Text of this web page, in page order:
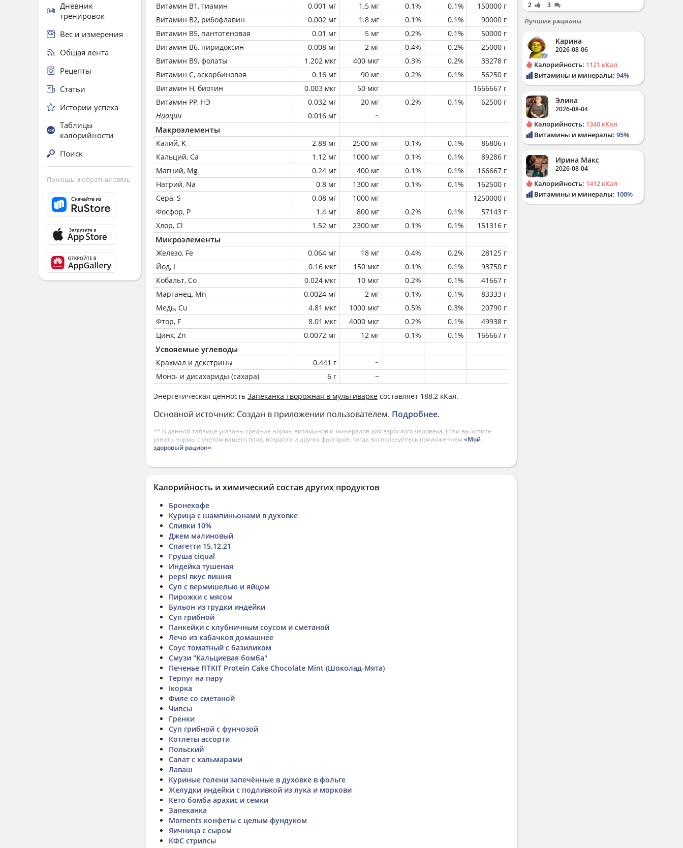
Витамин В1, тиамин 0.001 мг 1.5 мг 0.1% 0.1%
150000 г
Витамин В2, рибофлавин
0.002 мг 1.8 мг 0.1% 0.1%
90000 г
Витамин В5, пантотеновая
0.01 мг 5 мг 0.2% 0.1%
50000 г
Витамин В6, пиридоксин
0.008 мг 2 мг 0.4% 0.2%
25000 г
Витамин В9, фолаты
1.202 мкг 400 мкг 0.3% 0.2%
33278 г
Витамин C, аскорбиновая
0.16 мг 90 мг 0.2% 0.1%
56250 г
Витамин Н, биотин
0.003 мкг 50 мкг
1666667 г
Витамин РР, НЭ
0.032 мг 20 мг 0.2% 0.1%
62500 г
Ниацин
0.016 мг ~
Макроэлементы
Калий, K 2.88 мг 2500 мг 0.1% 0.1%
86806 г
Кальций, Ca
1.12 мг 1000 мг 0.1% 0.1%
89286 г
Магний, Mg
0.24 мг 400 мг 0.1% 0.1%
166667 г
Натрий, Na
0.8 мг 1300 мг 0.1% 0.1%
162500 г
Сера, S
0.08 мг 1000 мг
1250000 г
Фосфор, P
1.4 мг 800 мг 0.2% 0.1%
57143 г
Хлор, Cl
1.52 мг 2300 мг 0.1% 0.1% 151316 г
Микроэлементы
Железо, Fe 0.064 мг 18 мг 0.4% 0.2%
28125 г
Йод, I
0.16 мкг 150 мкг 0.1% 0.1%
93750 г
Кобальт, Co
0.024 мкг 10 мкг 0.2% 0.1%
41667 г
Марганец, Mn
0.0024 мг 2 мг 0.1% 0.1%
83333 г
Медь, Cu
4.81 мкг 1000 мкг 0.5% 0.3%
20790 г
Фтор, F
8.01 мкг 4000 мкг 0.2% 0.1%
49938 г
Цинк, Zn
0.0072 мг 12 мг 0.1% 0.1% 166667 г
Усвояемые углеводы
Крахмал и декстрины 0.441 г
~
Моно- и дисахариды (сахара)
6 г ~
Энергетическая ценность Запеканка творожная в мультиварке составляет 188,2 кКал.
Основной источник: Создан в приложении пользователем. Подробнее.
** В данной таблице указаны средние нормы витаминов и минералов для взрослого человека. Если вы хотите
узнать нормы с учетом вашего пола, возраста и других факторов, тогда воспользуйтесь приложением «Мой
здоровый рацион».
Калорийность и химический состав других продуктов
Бронекофе
Курица с шампиньонами в духовке
Сливки 10%
Джем малиновый
Спагетти 15.12.21
Груша ciqual
Индейка тушеная
pepsi вкус вишня
Суп с вермишелью и яйцом
Пирожки с мясом
Бульон из грудки индейки
Суп грибной
Панкейки с клубничным соусом и сметаной
Лечо из кабачков домашнее
Соус томатный с базиликом
Смузи "Кальциевая бомба"
Печенье FITKIT Protein Cake Chocolate Mint (Шоколад-Мята)
Терпуг на пару
Ікорка
Филе со сметаной
Чипсы
Гренки
Суп грибной с фунчозой
Котлеты ассорти
Польский
Салат с кальмарами
Лаваш
Куриные голени запечённые в духовке в фольге
Желудки индейки с подливкой из лука и моркови
Кето бомба арахис и семки
Запеканка
Moments конфеты с целым фундуком
Яичница с сыром
КФС стрипсы
Дневник
тренировок
Вес и измерения
Общая лента
Рецепты
Статьи
Истории успеха
Таблицы
калорийности
Поиск
Помощь и обратная связь
2
3
Лучшие рационы
Карина
2026-08-06
Калорийность: 1121 кКал
Витамины и минералы: 94%
Элина
2026-08-04
Калорийность: 1340 кКал
Витамины и минералы: 95%
Ирина Макс
2026-08-04
Калорийность: 1412 кКал
Витамины и минералы: 100%